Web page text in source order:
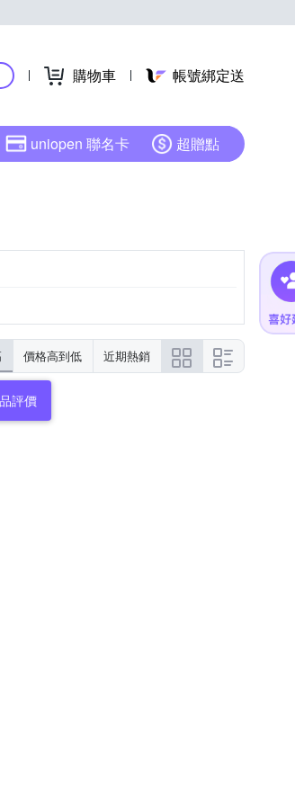
購物車 帳號綁定送
uniopen 聯名卡 超贈點
價格高到低 近期熱銷
評價